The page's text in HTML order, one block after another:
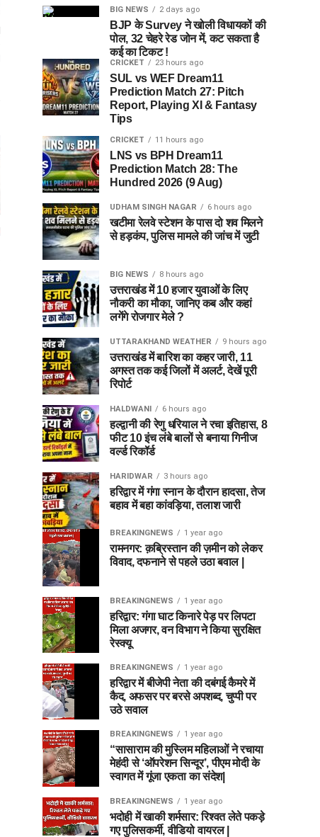
BIG NEWS 2 days ago
BJP के Survey ने खोली विधायकों की
पोल, 32 चेहरे रेड जोन में, कट सकता है
कई का टिकट !
CRICKET 23 hours ago
SUL vs WEF Dream11
Prediction Match 27: Pitch
Report, Playing XI & Fantasy
Tips
CRICKET 11 hours ago
LNS vs BPH Dream11
Prediction Match 28: The
Hundred 2026 (9 Aug)
UDHAM SINGH NAGAR 6 hours ago
खटीमा रेलवे स्टेशन के पास दो शव मिलने
से हड़कंप, पुलिस मामले की जांच में जुटी
BIG NEWS 8 hours ago
उत्तराखंड में 10 हजार युवाओं के लिए
नौकरी का मौका, जानिए कब और कहां
लगेंगे रोजगार मेले ?
UTTARAKHAND WEATHER 9 hours ago
उत्तराखंड में बारिश का कहर जारी, 11
अगस्त तक कई जिलों में अलर्ट, देखें पूरी
रिपोर्ट
HALDWANI 6 hours ago
हल्द्वानी की रेणु धरियाल ने रचा इतिहास, 8
फीट 10 इंच लंबे बालों से बनाया गिनीज
वर्ल्ड रिकॉर्ड
HARIDWAR 3 hours ago
हरिद्वार में गंगा स्नान के दौरान हादसा, तेज
बहाव में बहा कांवड़िया, तलाश जारी
BREAKINGNEWS 1 year ago
रामनगर: क़ब्रिस्तान की ज़मीन को लेकर
विवाद, दफनाने से पहले उठा बवाल |
BREAKINGNEWS 1 year ago
हरिद्वार: गंगा घाट किनारे पेड़ पर लिपटा
मिला अजगर, वन विभाग ने किया सुरक्षित
रेस्क्यू
BREAKINGNEWS 1 year ago
हरिद्वार में बीजेपी नेता की दबंगई कैमरे में
कैद, अफसर पर बरसे अपशब्द, चुप्पी पर
उठे सवाल
BREAKINGNEWS 1 year ago
“सासाराम की मुस्लिम महिलाओं ने रचाया
मेहंदी से ‘ऑपरेशन सिन्दूर’, पीएम मोदी के
स्वागत में गूंजा एकता का संदेश|
BREAKINGNEWS 1 year ago
भदोही में खाकी शर्मसार: रिश्वत लेते पकड़े
गए पुलिसकर्मी, वीडियो वायरल |